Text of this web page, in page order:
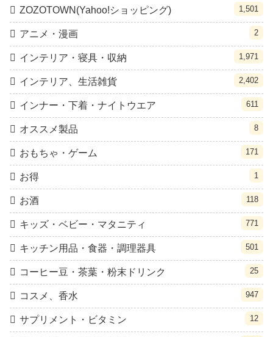
ZOZOTOWN(Yahoo!ショッピング) 1,501
アニメ・漫画 2
インテリア・寝具・収納 1,971
インテリア、生活雑貨 2,402
インナー・下着・ナイトウエア 611
オススメ製品 8
おもちゃ・ゲーム 171
お得 1
お酒 118
キッズ・ベビー・マタニティ 771
キッチン用品・食器・調理器具 501
コーヒー豆・茶葉・粉末ドリンク 25
コスメ、香水 947
サプリメント・ビタミン 12